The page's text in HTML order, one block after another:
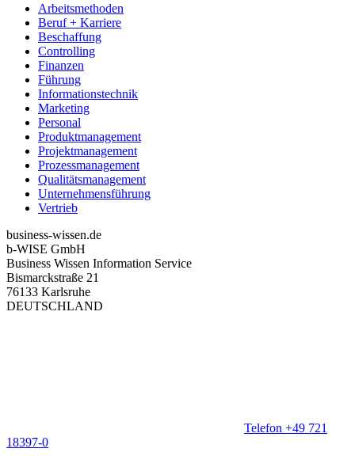
Arbeitsmethoden
Beruf + Karriere
Beschaffung
Controlling
Finanzen
Führung
Informationstechnik
Marketing
Personal
Produktmanagement
Projektmanagement
Prozessmanagement
Qualitätsmanagement
Unternehmensführung
Vertrieb
business-wissen.de
b-WISE GmbH
Business Wissen Information Service
Bismarckstraße 21
76133 Karlsruhe
DEUTSCHLAND
Telefon +49 721
18397-0